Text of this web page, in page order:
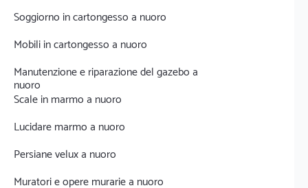
Soggiorno in cartongesso a nuoro
Mobili in cartongesso a nuoro
Manutenzione e riparazione del gazebo a
nuoro
Scale in marmo a nuoro
Lucidare marmo a nuoro
Persiane velux a nuoro
Muratori e opere murarie a nuoro